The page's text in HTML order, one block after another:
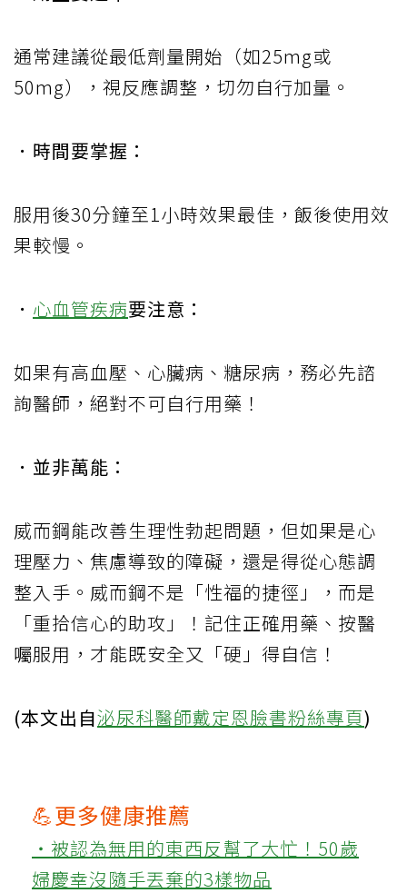
通常建議從最低劑量開始（如25mg或
50mg），視反應調整，切勿自行加量。
．時間要掌握：
服用後30分鐘至1小時效果最佳，飯後使用效
果較慢。
． 心血管疾病要注意：
如果有高血壓、心臟病、糖尿病，務必先諮
詢醫師，絕對不可自行用藥！
．並非萬能：
威而鋼能改善生理性勃起問題，但如果是心
理壓力、焦慮導致的障礙，還是得從心態調
整入手。威而鋼不是「性福的捷徑」，而是
「重拾信心的助攻」！記住正確用藥、按醫
囑服用，才能既安全又「硬」得自信！
(本文出自泌尿科醫師戴定恩臉書粉絲專頁)
💪更多健康推薦
‧被認為無用的東西反幫了大忙！50歲
婦慶幸沒隨手丟棄的3樣物品